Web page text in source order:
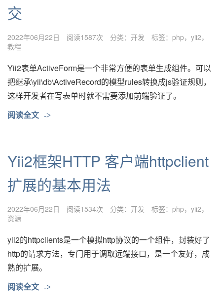
交
2022年06月22日 阅读1587次 分类： 开发 标签： php
yii2
教程
Yii2表单ActiveForm是一个非常方便的表单生成组件。可以
把继承\yii\db\ActiveRecord的模型rules转换成js验证规则，
这样开发者在写表单时就不需要添加前端验证了。
阅读全文 ->
Yii2框架HTTP 客户端httpclient
扩展的基本用法
2022年06月22日 阅读1534次 分类： 开发 标签： php
yii2
资源
​yii2的httpclients是一个模拟http协议的一个组件，封装好了
http的请求方法，专门用于调取远端接口，是一个友好，成
熟的扩展。
阅读全文 ->